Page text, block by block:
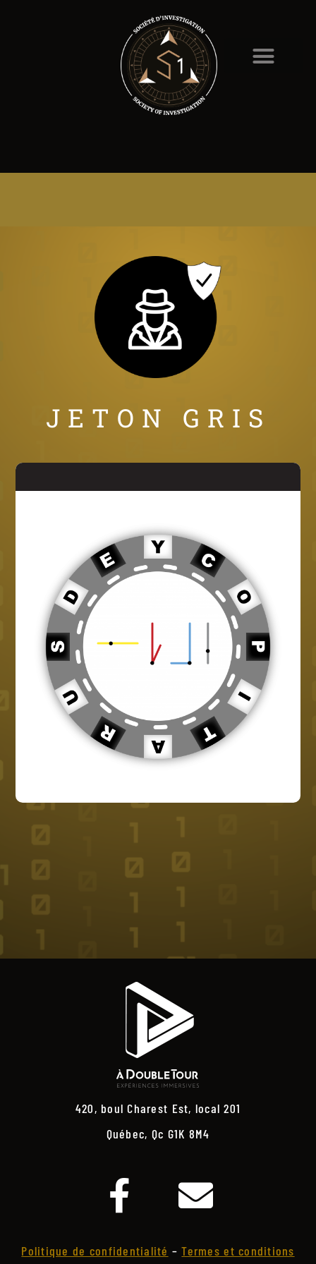
JETON GRIS
420, boul Charest Est, local 201
Québec, Qc G1K 8M4
Politique de confidentialité –Termes et conditions